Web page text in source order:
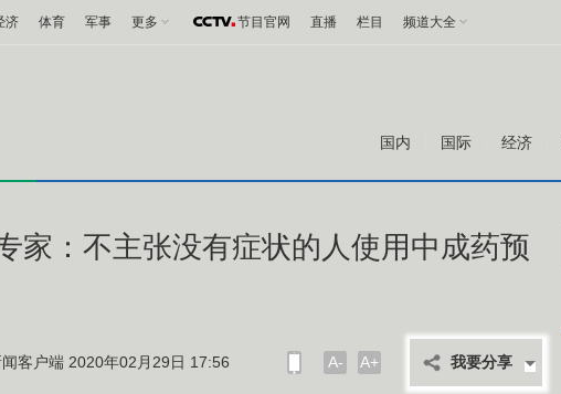
济 体育 军事 更多 节目官网 直播 栏目 频道大全
国内 国际 经济
家：不主张没有症状的人使用中成药预
客户端 2020年02月29日 17:56 A- A+ 我要分享